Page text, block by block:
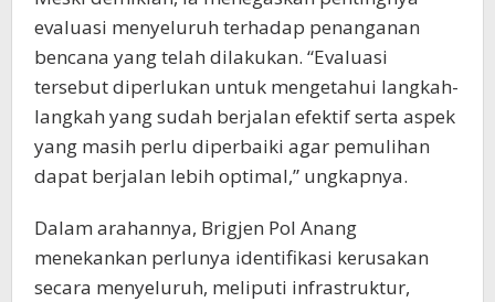
evaluasi menyeluruh terhadap penanganan
bencana yang telah dilakukan. “Evaluasi
tersebut diperlukan untuk mengetahui langkah-
langkah yang sudah berjalan efektif serta aspek
yang masih perlu diperbaiki agar pemulihan
dapat berjalan lebih optimal,” ungkapnya.
Dalam arahannya, Brigjen Pol Anang
menekankan perlunya identifikasi kerusakan
secara menyeluruh, meliputi infrastruktur,